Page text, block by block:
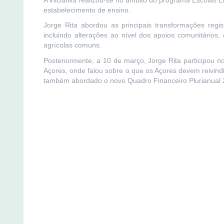
estabelecimento de ensino.
Jorge Rita abordou as principais transformações
incluindo alterações ao nível dos apoios
agrícolas comuns.
Posteriormente, a 10 de março, Jorge Rita participou
Açores, onde falou sobre o que os Açores devem
também abordado o novo Quadro Financeiro Plurianual